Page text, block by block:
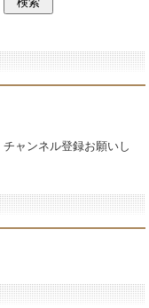
ャンネル登録お願いし